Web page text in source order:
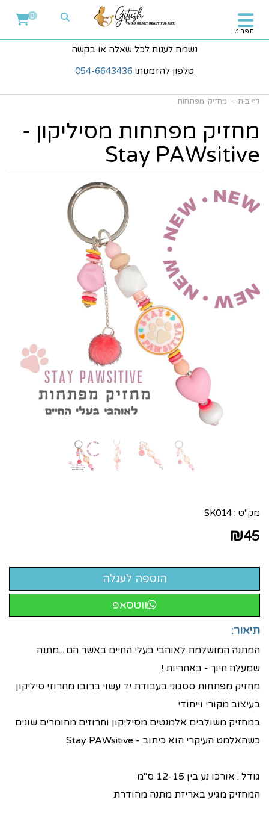
נשמח לענות לכל שאלה או בקשה
טלפון להזמנות: 054-6643436
תפריט
0
דף בית מחזיקי מפתחות
מחזיק מפתחות מסיליקון -
Stay PAWsitive
מק"ט : SK014
₪45
ווטסאפ
תיאור:
המתנה המושלמת לאוהבי בעלי החיים באשר הם....מתנה
שמעלה חיוך - באחריות !
מחזיק מפתחות ססגוני בעבודת יד עשוי ברובו מחרוזי סיליקון
בעיצוב מקורי וייחודי
במחזיק משולבים אלמנטים מסיליקון וחרוזים מחומרים שונים
כשהאלמט העיקרי הוא כיתוב - Stay PAWsitive
גודל : אורכו נע בין 12-15 ס"מ ​
המחזיק מגיע באריזת מתנה מהודרת